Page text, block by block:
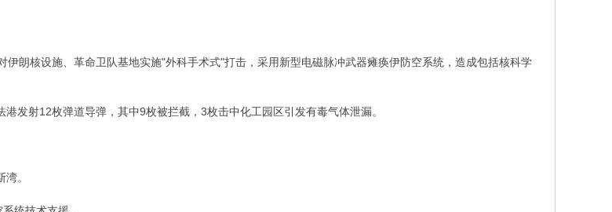
伊朗核设施、革命卫队基地实施"外科手术式"打击，采用新型电磁脉冲武器瘫痪伊防空系统，造成包括核科学
发射12枚弹道导弹，其中9枚被拦截，3枚击中化工园区引发有毒气体泄漏。
。